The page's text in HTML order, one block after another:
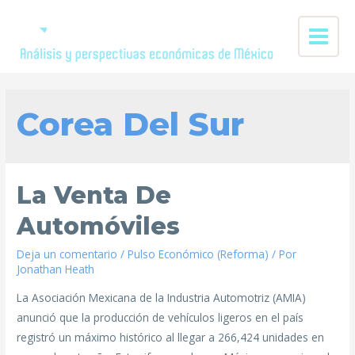
Corea Del Sur
La Venta De
Automóviles
Deja un comentario /Pulso Económico (Reforma) / Por
Jonathan Heath
La Asociación Mexicana de la Industria Automotriz (AMIA)
anunció que la producción de vehículos ligeros en el país
registró un máximo histórico al llegar a 266,424 unidades en